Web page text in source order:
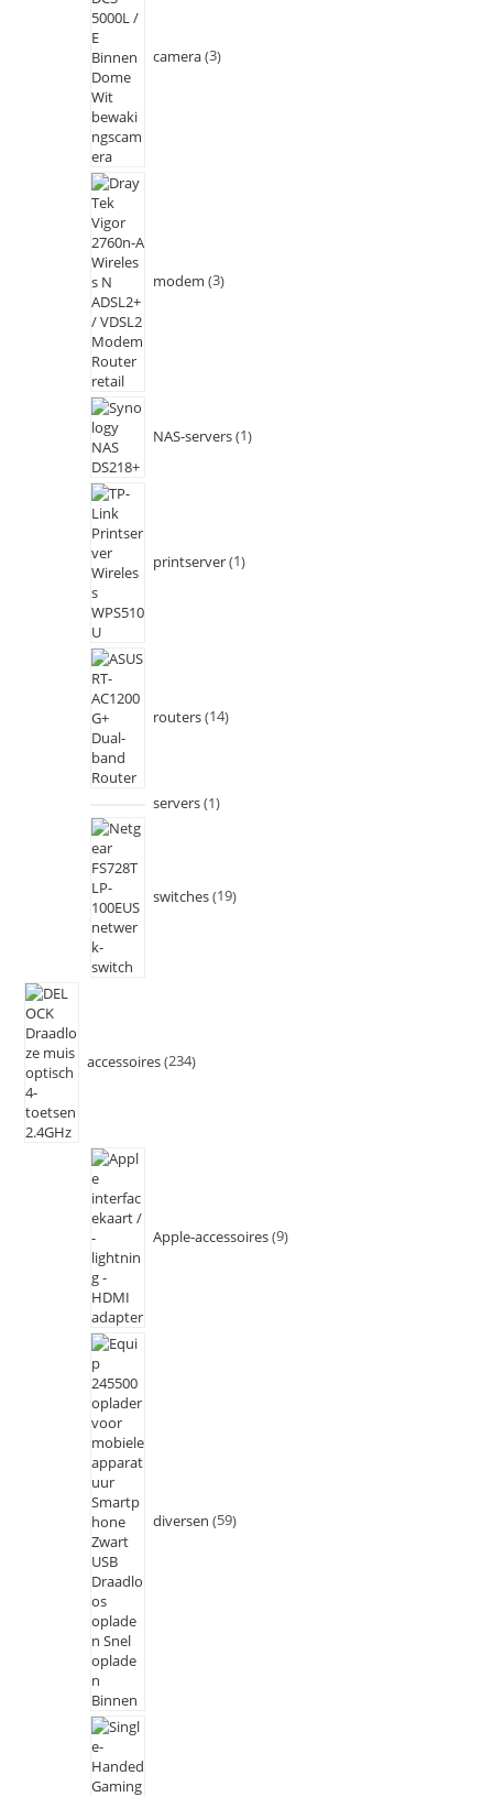
camera 3
modem 3
NAS-servers 1
printserver 1
routers 14
servers 1
switches 19
accessoires 234
Apple-accessoires 9
diversen 59